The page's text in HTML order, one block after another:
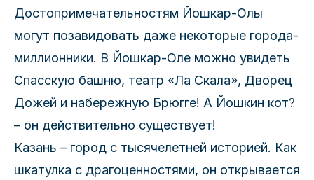
Достопримечательностям Йошкар-Олы
могут позавидовать даже некоторые города-
миллионники. В Йошкар-Оле можно увидеть
Спасскую башню, театр «Ла Скала», Дворец
Дожей и набережную Брюгге! А Йошкин кот?
– он действительно существует!
Казань – город с тысячелетней историей. Как
шкатулка с драгоценностями, он открывается